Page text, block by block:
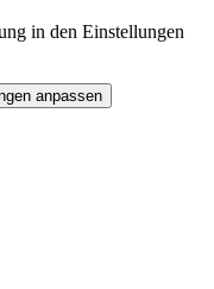
in den Einstellungen
anpassen